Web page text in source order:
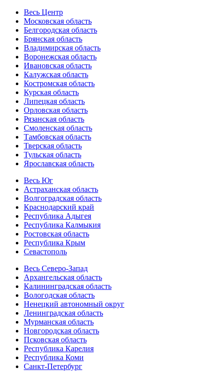
Весь Центр
Московская область
Белгородская область
Брянская область
Владимирская область
Воронежская область
Ивановская область
Калужская область
Костромская область
Курская область
Липецкая область
Орловская область
Рязанская область
Смоленская область
Тамбовская область
Тверская область
Тульская область
Ярославская область
Весь Юг
Астраханская область
Волгоградская область
Краснодарский край
Республика Адыгея
Республика Калмыкия
Ростовская область
Республика Крым
Севастополь
Весь Северо-Запад
Архангельская область
Калининградская область
Вологодская область
Ненецкий автономный округ
Ленинградская область
Мурманская область
Новгородская область
Псковская область
Республика Карелия
Республика Коми
Санкт-Петербург